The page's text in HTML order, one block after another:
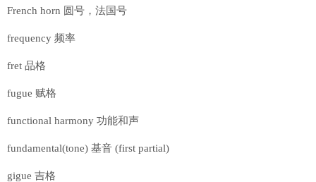
French horn 圆号，法国号
frequency 频率
fret 品格
fugue 赋格
functional harmony 功能和声
fundamental(tone) 基音 (first partial)
gigue 吉格